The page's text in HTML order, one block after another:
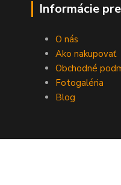
Informácie
O nás
Ako nakupovať
Obchodné
Fotogaléria
Blog